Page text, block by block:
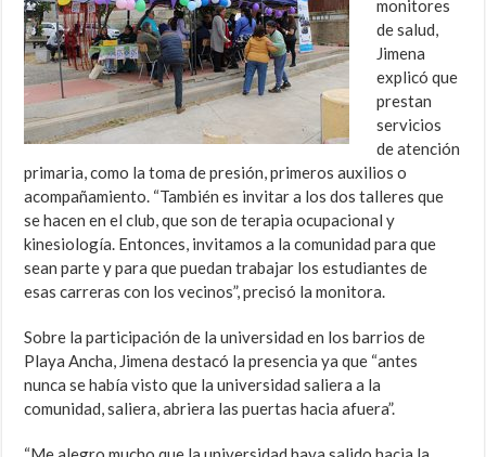
monitores
de salud,
Jimena
explicó que
prestan
servicios
de atención
primaria, como la toma de presión, primeros auxilios o
acompañamiento. “También es invitar a los dos talleres que
se hacen en el club, que son de terapia ocupacional y
kinesiología. Entonces, invitamos a la comunidad para que
sean parte y para que puedan trabajar los estudiantes de
esas carreras con los vecinos”, precisó la monitora.
Sobre la participación de la universidad en los barrios de
Playa Ancha, Jimena destacó la presencia ya que “antes
nunca se había visto que la universidad saliera a la
comunidad, saliera, abriera las puertas hacia afuera”.